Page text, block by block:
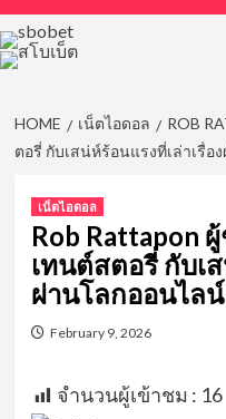
HOME เน็ตไอดอล
ROB
ตอรี่ กับเสน่ห์ร้อนแรงที่เล่าเรื่อ
เน็ตไอดอล
Rob Rattapon
เทนต์สตอรี่ กับเ
ผ่านโลกออนไลน์
February 9, 2026
จำนวนผู้เข้าชม : 16